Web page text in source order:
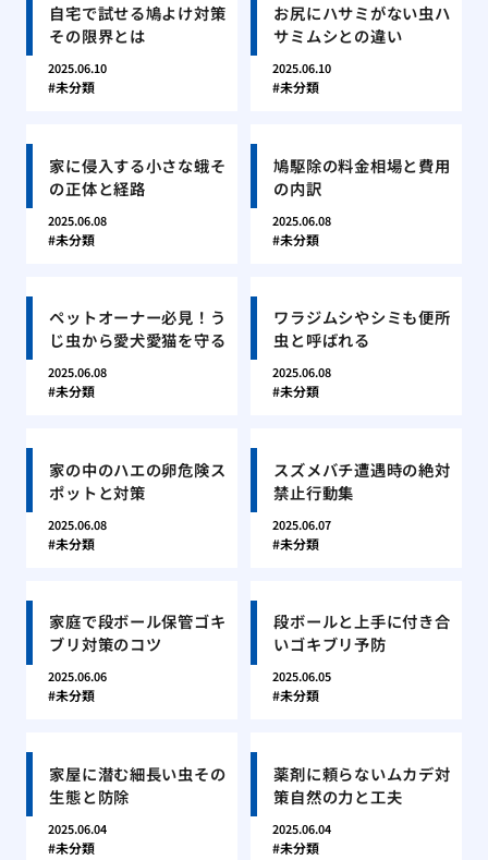
自宅で試せる鳩よけ対策
その限界とは
2025.06.10
未分類
お尻にハサミがない虫ハ
サミムシとの違い
2025.06.10
未分類
家に侵入する小さな蛾そ
の正体と経路
2025.06.08
未分類
鳩駆除の料金相場と費用
の内訳
2025.06.08
未分類
ペットオーナー必見！う
じ虫から愛犬愛猫を守る
2025.06.08
未分類
ワラジムシやシミも便所
虫と呼ばれる
2025.06.08
未分類
家の中のハエの卵危険ス
ポットと対策
2025.06.08
未分類
スズメバチ遭遇時の絶対
禁止行動集
2025.06.07
未分類
家庭で段ボール保管ゴキ
ブリ対策のコツ
2025.06.06
未分類
段ボールと上手に付き合
いゴキブリ予防
2025.06.05
未分類
家屋に潜む細長い虫その
生態と防除
2025.06.04
未分類
薬剤に頼らないムカデ対
策自然の力と工夫
2025.06.04
未分類